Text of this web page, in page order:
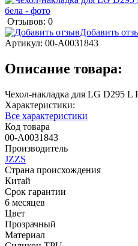
Отзывов: 0
Добавить
Артикул: 00-А0031843
Описание товара:
Чехол-накладка для LG D295 L
Характеристики:
Все характеристики
Код товара
00-А0031843
Производитель
JZZS
Страна происхождения
Китай
Срок гарантии
6 месяцев
Цвет
Прозрачный
Материал